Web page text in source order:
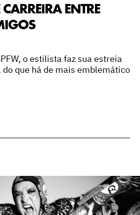
ENTRE
o estilista faz sua estreia
que há de mais emblemático